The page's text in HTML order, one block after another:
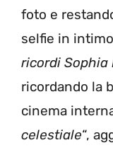
foto e
selfie in
ricordi Sophia
ricordando la
cinema
celestiale“,